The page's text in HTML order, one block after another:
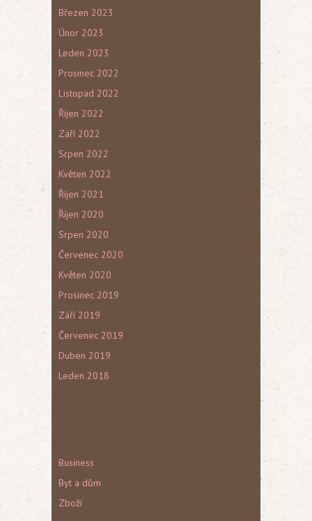
Březen 2023
Únor 2023
Leden 2023
Prosinec 2022
Listopad 2022
Říjen 2022
Září 2022
Srpen 2022
Květen 2022
Říjen 2021
Říjen 2020
Srpen 2020
Červenec 2020
Květen 2020
Prosinec 2019
Září 2019
Červenec 2019
Duben 2019
Leden 2018
Business
Byt a dům
Zboží